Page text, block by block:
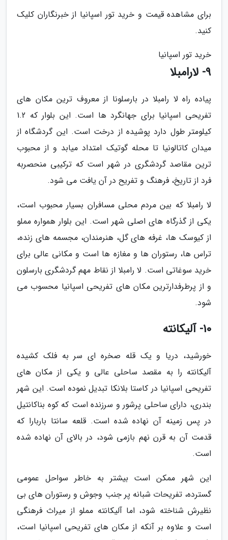
برای مشاهده قیمت و خرید تور اسپانیا از خبرنگاران کلیک
کنید.
خرید تور اسپانیا
9- لارامبلا
پیاده راه لا رامبلا در بارسلونا از معروف ترین مکان های
تفریحی اسپانیا برای جهانگرد ها است. این بلوار که 1.2
کیلومتر طول دارد پوشیده از درخت است. این گردشگاه از
میدان کاتالونیا تا محله گوتیک امتداد میابد و از محبوب
ترین مقاصد گردشگری در شهر است که ترکیبی منحصربه
فرد از تاریخ، فرهنگ و تفریح در آن یافت می شود.
لا رامبلا که بین مردم محلی مسافران بسیار محبوب است،
یکی از گذرگاه های اصلی شهر است. این بلوار همواره مملو
از کیوسک ها، غرفه های گل، هنرمندان، مجسمه های زنده،
تراس ها، رستوران ها و مغازه ها است و مکانی عالی برای
خرید سوغاتی است. لا رامبلا از نقاط مهم گردشگری بارسلون
و از پرطرفدارترین مکان های تفریحی اسپانیا محسوب می
شود.
10- آلیکانته
خورشید، دریا و یک قله صخره ای سر به فلک کشیده
آلیکانته را به مقصد ساحلی عالی و یکی از مکان های
تفریحی اسپانیا در کاستا بلانکا تبدیل نموده است. این شهر
بندری، دارای ساحلی پرشور و سرزنده است که کوه بناکانتیل
در پس زمینه آن نهاده شده است. قلعه سانتا باربارا که
قدمت آن به قرن نهم بازمی شود، در بالای آن نهاده شده
است.
این شهر ممکن است بیشتر به خاطر سواحل عمومی
گسترده، تفریحات شبانه پر جنب وجوش و رستوران های بی
نظیرش شناخته شود، اما آلیکانته مملو از میراث فرهنگی
است و علاوه بر آنکه از مکان های تفریحی اسپانیا است،